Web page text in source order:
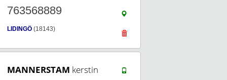
763568889
LIDINGÖ (18143)
MANNERSTAM kerstin